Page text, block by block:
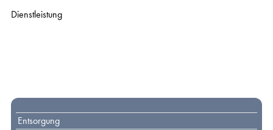
Dienstleistung
Toplinks
Entsorgung